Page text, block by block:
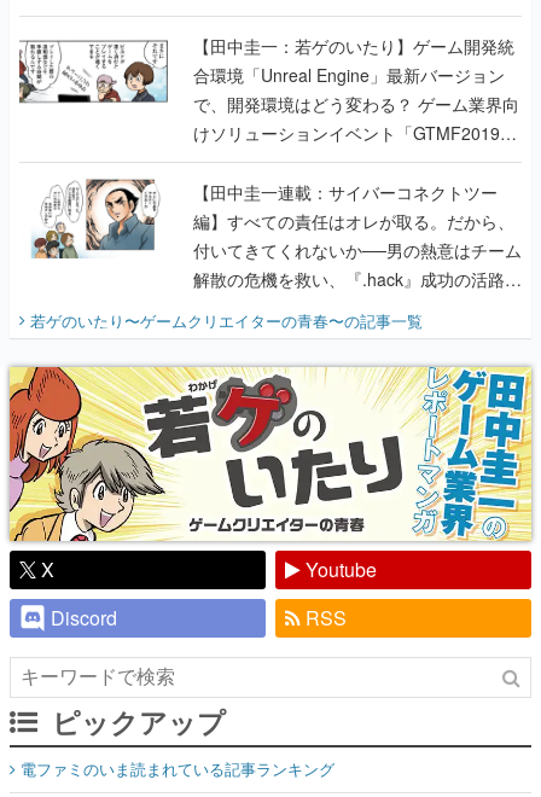
のいたり】
【田中圭一：若ゲのいたり】ゲーム開発統
合環境「Unreal Engine」最新バージョン
で、開発環境はどう変わる？ ゲーム業界向
けソリューションイベント「GTMF2019」
に行って、より理解を深めよう【PR】
【田中圭一連載：サイバーコネクトツー
編】すべての責任はオレが取る。だから、
付いてきてくれないか──男の熱意はチーム
解散の危機を救い、『.hack』成功の活路を
『少年ジャンプ』色だった【若ゲのいた
り】
若ゲのいたり〜ゲームクリエイターの青春〜の記事一覧
X
Youtube
Discord
RSS
ピックアップ
電ファミのいま読まれている記事ランキング